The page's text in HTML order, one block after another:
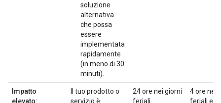
soluzione
alternativa
che possa
essere
implementata
rapidamente
(in meno di 30
minuti).
Impatto
elevato:
Il tuo prodotto o
servizio è
24 ore nei giorni
feriali
4 ore nei
feriali e